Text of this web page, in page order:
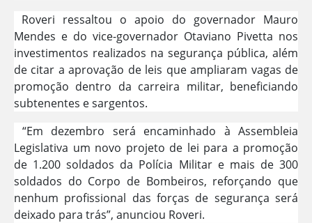
Roveri ressaltou o apoio do governador Mauro
Mendes e do vice-governador Otaviano Pivetta nos
investimentos realizados na segurança pública, além
de citar a aprovação de leis que ampliaram vagas de
promoção dentro da carreira militar, beneficiando
subtenentes e sargentos.
“Em dezembro será encaminhado à Assembleia
Legislativa um novo projeto de lei para a promoção
de 1.200 soldados da Polícia Militar e mais de 300
soldados do Corpo de Bombeiros, reforçando que
nenhum profissional das forças de segurança será
deixado para trás”, anunciou Roveri.